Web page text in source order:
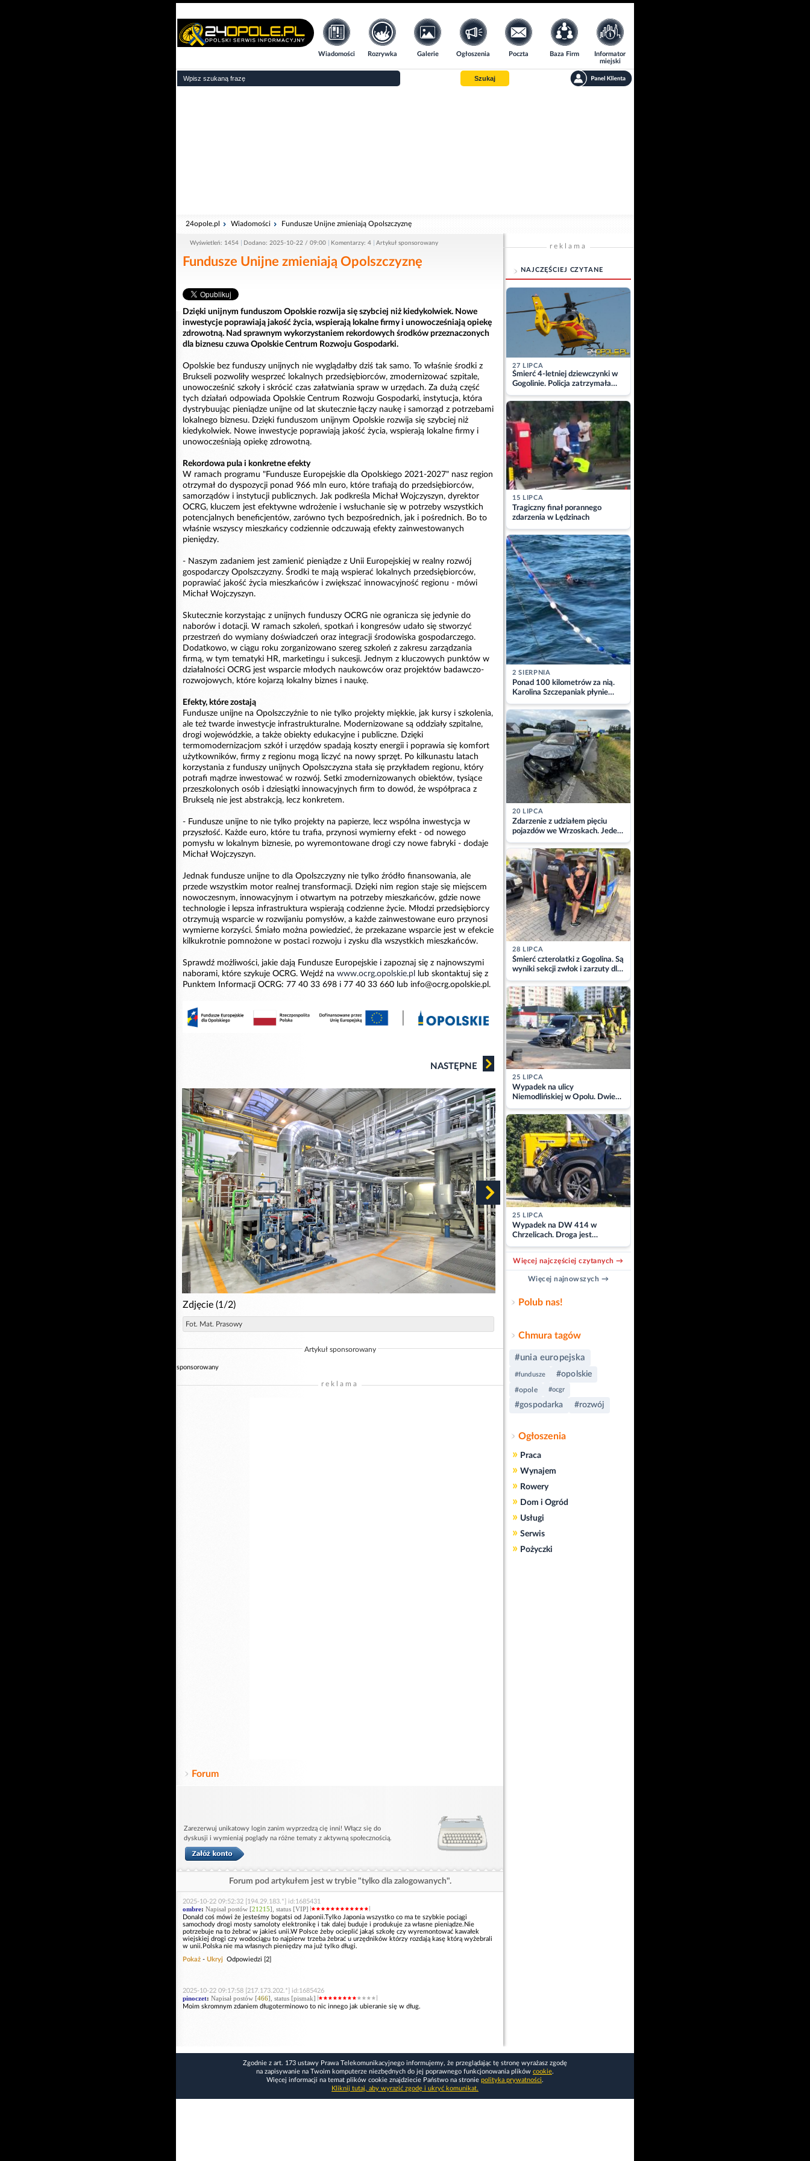
Wiadomości Rozrywka Galerie Ogłoszenia Poczta Baza Firm
Informator
miejski
Szukaj
24opole.pl Wiadomości Fundusze Unijne zmieniają Opolszczyznę
Wyświetleń: 1454 Dodano: 2025-10-22 / 09:00 Komentarzy: 4 Artykuł sponsorowany
Fundusze Unijne zmieniają Opolszczyznę
Dzięki unijnym funduszom Opolskie rozwija się szybciej niż kiedykolwiek. Nowe
inwestycje poprawiają jakość życia, wspierają lokalne firmy i unowocześniają opiekę
zdrowotną. Nad sprawnym wykorzystaniem rekordowych środków przeznaczonych
dla biznesu czuwa Opolskie Centrum Rozwoju Gospodarki.
Opolskie bez funduszy unijnych nie wyglądałby dziś tak samo. To właśnie środki z
Brukseli pozwoliły wesprzeć lokalnych przedsiębiorców, zmodernizować szpitale,
unowocześnić szkoły i skrócić czas załatwiania spraw w urzędach. Za dużą część
tych działań odpowiada Opolskie Centrum Rozwoju Gospodarki, instytucja, która
dystrybuując pieniądze unijne od lat skutecznie łączy naukę i samorząd z potrzebami
lokalnego biznesu. Dzięki funduszom unijnym Opolskie rozwija się szybciej niż
kiedykolwiek. Nowe inwestycje poprawiają jakość życia, wspierają lokalne firmy i
unowocześniają opiekę zdrowotną.
Rekordowa pula i konkretne efekty
W ramach programu "Fundusze Europejskie dla Opolskiego 2021-2027" nasz region
otrzymał do dyspozycji ponad 966 mln euro, które trafiają do przedsiębiorców,
samorządów i instytucji publicznych. Jak podkreśla Michał Wojczyszyn, dyrektor
OCRG, kluczem jest efektywne wdrożenie i wsłuchanie się w potrzeby wszystkich
potencjalnych beneficjentów, zarówno tych bezpośrednich, jak i pośrednich. Bo to
właśnie wszyscy mieszkańcy codziennie odczuwają efekty zainwestowanych
pieniędzy.
- Naszym zadaniem jest zamienić pieniądze z Unii Europejskiej w realny rozwój
gospodarczy Opolszczyzny. Środki te mają wspierać lokalnych przedsiębiorców,
poprawiać jakość życia mieszkańców i zwiększać innowacyjność regionu - mówi
Michał Wojczyszyn.
Skutecznie korzystając z unijnych funduszy OCRG nie ogranicza się jedynie do
naborów i dotacji. W ramach szkoleń, spotkań i kongresów udało się stworzyć
przestrzeń do wymiany doświadczeń oraz integracji środowiska gospodarczego.
Dodatkowo, w ciągu roku zorganizowano szereg szkoleń z zakresu zarządzania
firmą, w tym tematyki HR, marketingu i sukcesji. Jednym z kluczowych punktów w
działalności OCRG jest wsparcie młodych naukowców oraz projektów badawczo-
rozwojowych, które kojarzą lokalny biznes i naukę.
Efekty, które zostają
Fundusze unijne na Opolszczyźnie to nie tylko projekty miękkie, jak kursy i szkolenia,
ale też twarde inwestycje infrastrukturalne. Modernizowane są oddziały szpitalne,
drogi wojewódzkie, a także obiekty edukacyjne i publiczne. Dzięki
termomodernizacjom szkół i urzędów spadają koszty energii i poprawia się komfort
użytkowników, firmy z regionu mogą liczyć na nowy sprzęt. Po kilkunastu latach
korzystania z funduszy unijnych Opolszczyzna stała się przykładem regionu, który
potrafi mądrze inwestować w rozwój. Setki zmodernizowanych obiektów, tysiące
przeszkolonych osób i dziesiątki innowacyjnych firm to dowód, że współpraca z
Brukselą nie jest abstrakcją, lecz konkretem.
- Fundusze unijne to nie tylko projekty na papierze, lecz wspólna inwestycja w
przyszłość. Każde euro, które tu trafia, przynosi wymierny efekt - od nowego
pomysłu w lokalnym biznesie, po wyremontowane drogi czy nowe fabryki - dodaje
Michał Wojczyszyn.
Jednak fundusze unijne to dla Opolszczyzny nie tylko źródło finansowania, ale
przede wszystkim motor realnej transformacji. Dzięki nim region staje się miejscem
nowoczesnym, innowacyjnym i otwartym na potrzeby mieszkańców, gdzie nowe
technologie i lepsza infrastruktura wspierają codzienne życie. Młodzi przedsiębiorcy
otrzymują wsparcie w rozwijaniu pomysłów, a każde zainwestowane euro przynosi
wymierne korzyści. Śmiało można powiedzieć, że przekazane wsparcie jest w efekcie
kilkukrotnie pomnożone w postaci rozwoju i zysku dla wszystkich mieszkańców.
Sprawdź możliwości, jakie dają Fundusze Europejskie i zapoznaj się z najnowszymi
naborami, które szykuje OCRG. Wejdź na www.ocrg.opolskie.pl
lub skontaktuj się z
Punktem Informacji OCRG: 77 40 33 698 i 77 40 33 660 lub info@ocrg.opolskie.pl.
NASTĘPNE
Zdjęcie (1/2)
Fot. Mat. Prasowy
Artykuł sponsorowany
sponsorowany
reklama
Forum
Zarezerwuj unikatowy login zanim wyprzedzą cię inni! Włącz się do
dyskusji i wymieniaj poglądy na różne tematy z aktywną społecznością.
Forum pod artykułem jest w trybie "tylko dla zalogowanych".
2025-10-22 09:52:32 [194.29.183.*] id:1685431
ombre: Napisał postów [21215], status [VIP]
Donald coś mówi że jesteśmy bogatsi od Japonii.Tylko Japonia wszystko co ma te szybkie pociągi
samochody drogi mosty samoloty elektronikę i tak dalej buduje i produkuje za własne pieniądze.Nie
potrzebuje na to żebrać w jakieś unii.W Polsce żeby ocieplić jakąś szkołę czy wyremontować kawałek
wiejskiej drogi czy wodociągu to najpierw trzeba żebrać u urzędników którzy rozdają kasę którą wyżebrali
w unii.Polska nie ma własnych pieniędzy ma już tylko długi.
Pokaż - Ukryj Odpowiedzi [2]
2025-10-22 09:17:58 [217.173.202.*] id:1685426
pinoczet: Napisał postów [466], status [pismak]
Moim skromnym zdaniem długoterminowo to nic innego jak ubieranie się w dług.
reklama
NAJCZĘŚCIEJ CZYTANE
27 LIPCA
Śmierć 4-letniej dziewczynki w
Gogolinie. Policja zatrzymała
matkę
15 LIPCA
Tragiczny finał porannego
zdarzenia w Lędzinach
2 SIERPNIA
Ponad 100 kilometrów za nią.
Karolina Szczepaniak płynie
przez Bałtyk dla Piotra.
Aktualizacja
20 LIPCA
Zdarzenie z udziałem pięciu
pojazdów we Wrzoskach. Jeden
z kierowców zabrany w
kajdankach
28 LIPCA
Śmierć czterolatki z Gogolina. Są
wyniki sekcji zwłok i zarzuty dla
matki
25 LIPCA
Wypadek na ulicy
Niemodlińskiej w Opolu. Dwie
osoby w szpitalu
25 LIPCA
Wypadek na DW 414 w
Chrzelicach. Droga jest
zablokowana
Więcej najczęściej czytanych →
Więcej najnowszych →
Polub nas!
Chmura tagów
#unia europejska
#fundusze #opolskie
#opole #ocgr
#gospodarka #rozwój
Ogłoszenia
» Praca
» Wynajem
» Rowery
» Dom i Ogród
» Usługi
» Serwis
» Pożyczki
Zgodnie z art. 173 ustawy Prawa Telekomunikacyjnego informujemy, że przeglądając tę stronę wyrażasz zgodę
na zapisywanie na Twoim komputerze niezbędnych do jej poprawnego funkcjonowania plików cookie.
Więcej informacji na temat plików cookie znajdziecie Państwo na stronie polityka prywatności.
Kliknij tutaj, aby wyrazić zgodę i ukryć komunikat.